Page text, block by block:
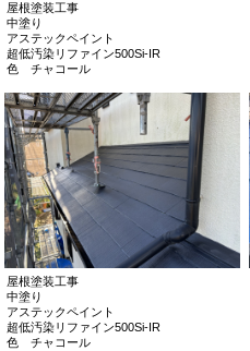
屋根塗装工事
中塗り
アステックペイント
超低汚染リファイン500Si-IR
色 チャコール
屋根塗装工事
中塗り
アステックペイント
超低汚染リファイン500Si-IR
色 チャコール